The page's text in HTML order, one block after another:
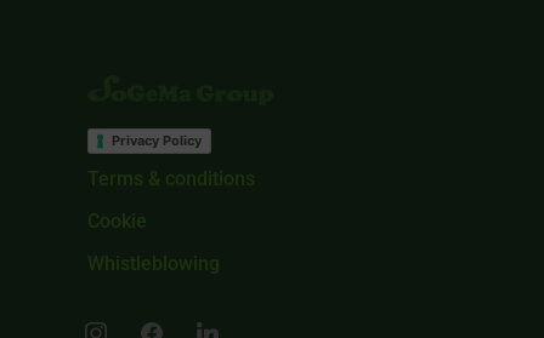
Privacy Policy
Terms & conditions
Cookie
Whistleblowing